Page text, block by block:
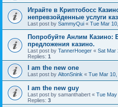
Играйте в Криптобосс
непревзойденные услуги
Last post by SammyQui « Tue Mar
Попробуйте Анлим Казино:
предложения казино.
Last post by TannerHoeger « Sat Mar
Replies: 1
I am the new one
Last post by AltonSnink « Tue Mar
I am the new guy
Last post by samanthabert « Tue May
Replies: 3